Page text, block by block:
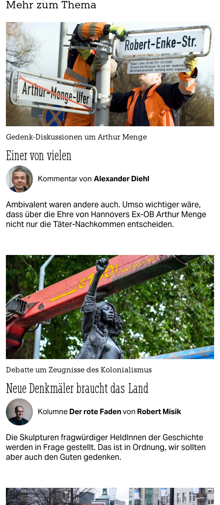
Mehr zum Thema
Gedenk-Diskussionen um Arthur Menge
Einer von vielen
Kommentar von Alexander Diehl
Ambivalent waren andere auch. Umso wichtiger wäre,
dass über die Ehre von Hannovers Ex-OB Arthur Menge
nicht nur die Täter-Nachkommen entscheiden.
Debatte um Zeugnisse des Kolonialismus
Neue Denkmäler braucht das Land
Kolumne Der rote Fadenvon Robert Misik
Die Skulpturen fragwürdiger HeldInnen der Geschichte
werden in Frage gestellt. Das ist in Ordnung, wir sollten
aber auch den Guten gedenken.